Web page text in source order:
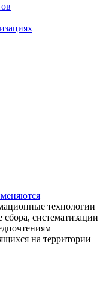
технологии
систематизации
на территории